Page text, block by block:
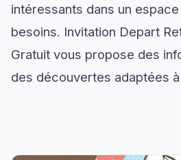
intéressants dans un
besoins. Invitation Depart
Gratuit vous propose des
des découvertes adaptées